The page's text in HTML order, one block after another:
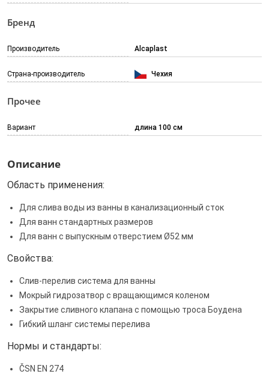
Бренд
Производитель Alcaplast
Страна-производитель Чехия
Прочее
Вариант длина 100 см
Описание
Область применения:
Для слива воды из ванны в канализационный сток
Для ванн стандартных размеров
Для ванн с выпускным отверстием Ø52 мм
Свойства:
Слив-перелив система для ванны
Мокрый гидрозатвор с вращающимся коленом
Закрытие сливного клапана с помощью троса Боудена
Гибкий шланг системы перелива
Нормы и стандарты:
ČSN EN 274